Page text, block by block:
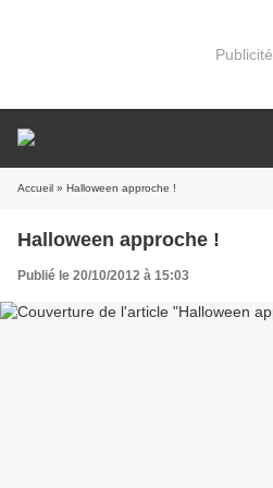
Publicité
Accueil » Halloween approche !
Halloween approche !
Publié le 20/10/2012 à 15:03